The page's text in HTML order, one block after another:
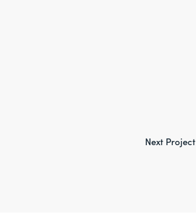
Next Project